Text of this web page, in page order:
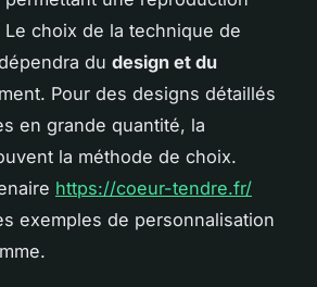
choix de la technique de
du design et du
Pour des designs détaillés
en grande quantité, la
la méthode de choix.
https://coeur-tendre.fr/
exemples de personnalisation